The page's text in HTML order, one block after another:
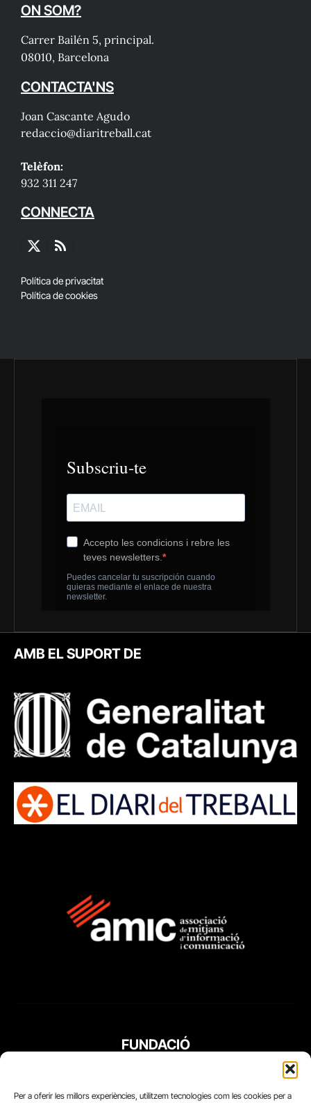
Per a oferir les millors experiències, utilitzem tecnologies com les cookies per a
ON SOM?
Carrer Bailén 5, principal.
08010, Barcelona
CONTACTA'NS
Joan Cascante Agudo
redaccio@diaritreball.cat
Telèfon:
932 311 247
CONNECTA
X
RSS
Política de privacitat
Política de cookies
AMB EL SUPORT DE
FUNDACIÓ